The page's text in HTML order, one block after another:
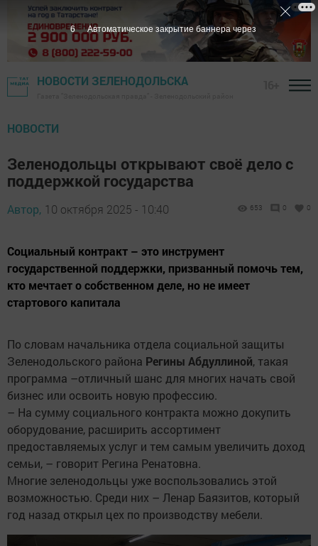
НОВОСТИ ЗЕЛЕНОДОЛЬСКА
НОВОСТИ
Зеленодольцы открывают своё дело с
поддержкой государства
Автор, 10 октября 2025 - 10:40 653 0 0
Социальный контракт – это инструмент
государственной поддержки, призванный помочь тем,
кто мечтает о собственном деле, но не имеет
стартового капитала
По словам начальника отдела социальной защиты
Зеленодольского района Регины Абдуллиной, такая
программа –отличный шанс для многих начать свой
бизнес или освоить новую профессию.
– На сумму социального контракта можно докупить
оборудование, расширить ассортимент
предоставляемых услуг и тем самым увеличить доход
семьи, – говорит Регина Ренатовна.
Многие зеленодольцы уже воспользовались этой
возможностью. Среди них – Ленар Баязитов, который
год назад открыл цех по производству мебели.
5 Автоматическое закрытие баннера через